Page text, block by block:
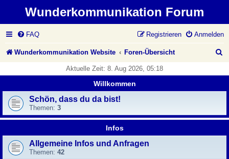
Wunderkommunikation Forum
FAQ Anmelden
Registrieren
Wunderkommunikation Website Foren-Übersicht
Aktuelle Zeit: 8. Aug 2026, 05:18
Willkommen
Schön, dass du da bist!
Themen: 3
Infos
Allgemeine Infos und Anfragen
Themen: 42